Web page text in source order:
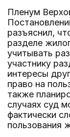
Пленум
разъяснил,
разделе
учитывать
участнику
интересы
право на
также
случаях суд
фактически
пользования